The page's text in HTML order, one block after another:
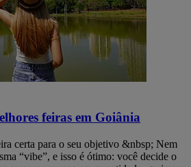
feiras em Goiânia
certa para o seu objetivo &nbsp; Nem
“vibe”, e isso é ótimo: você decide o